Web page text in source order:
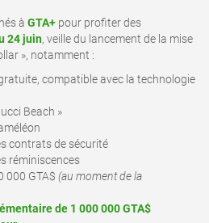
à GTA+ pour profiter des
24 juin, veille du lancement de la mise
», notamment :
compatible avec la technologie
Beach »
contrats de sécurité
réminiscences
000 GTA$ (au moment de la
de 1 000 000 GTA$